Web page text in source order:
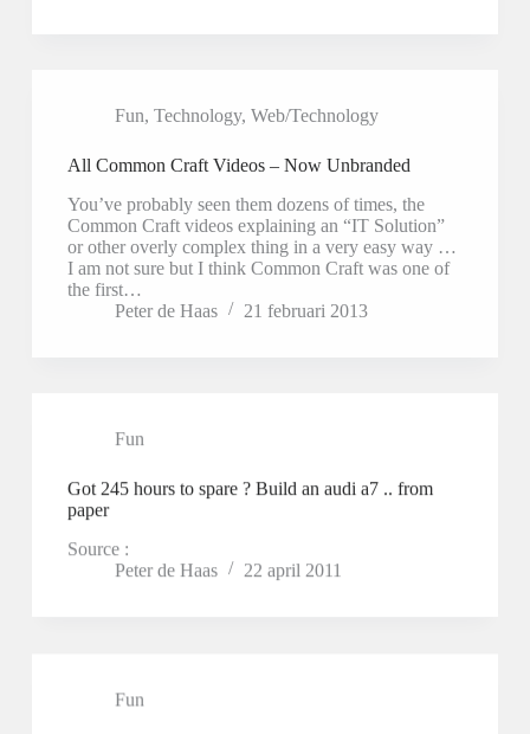
Fun, Technology, Web/Technology
All Common Craft Videos – Now Unbranded
You’ve probably seen them dozens of times, the
Common Craft videos explaining an “IT Solution”
or other overly complex thing in a very easy way …
I am not sure but I think Common Craft was one of
the first…
Peter de Haas
21 februari 2013
Fun
Got 245 hours to spare ? Build an audi a7 .. from
paper
Source :
Peter de Haas
22 april 2011
Fun